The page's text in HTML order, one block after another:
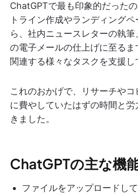
ChatGPTで最も印象的だった
トライン作成やランディング
ら、社内ニュースレターの執
の電子メールの仕上げに至るま
関連する様々なタスクを支援し
これのおかげで、リサーチや
に費やしていたはずの時間と
きました。
ChatGPTの主な機
ファイルをアップロードし